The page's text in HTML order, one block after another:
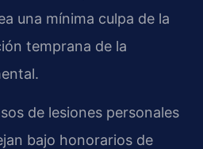
una mínima culpa de la
temprana de la
de lesiones personales
bajo honorarios de